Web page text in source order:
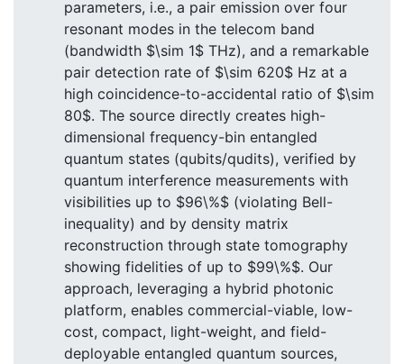
parameters, i.e., a pair emission over four
resonant modes in the telecom band
(bandwidth $\sim 1$ THz), and a remarkable
pair detection rate of $\sim 620$ Hz at a
high coincidence-to-accidental ratio of $\sim
80$. The source directly creates high-
dimensional frequency-bin entangled
quantum states (qubits/qudits), verified by
quantum interference measurements with
visibilities up to $96\%$ (violating Bell-
inequality) and by density matrix
reconstruction through state tomography
showing fidelities of up to $99\%$. Our
approach, leveraging a hybrid photonic
platform, enables commercial-viable, low-
cost, compact, light-weight, and field-
deployable entangled quantum sources,